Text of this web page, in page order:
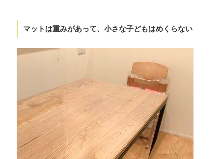
マットは重みがあって、小さな子どもはめくらない